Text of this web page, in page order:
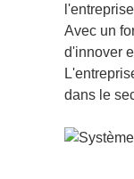
Avec un
d'innover
dans le